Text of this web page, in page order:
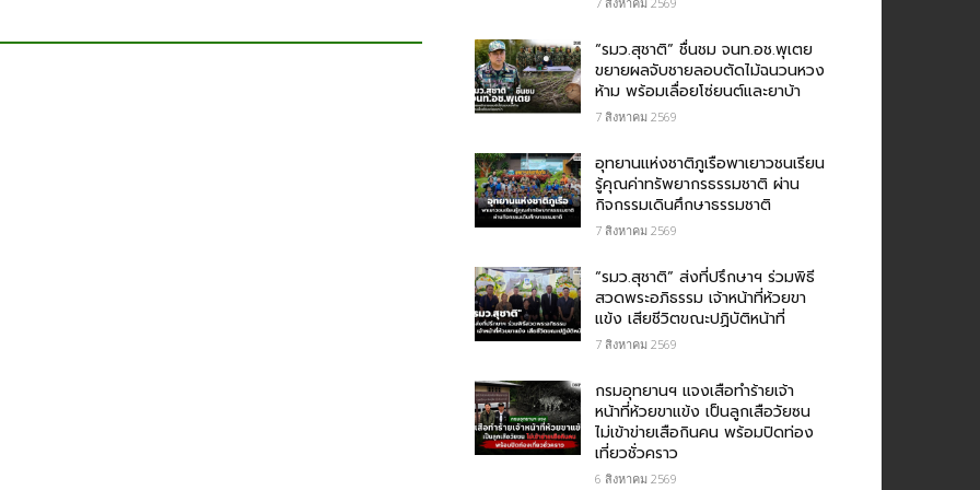
“รมว.สุชาติ” ชื่นชม​ จนท.อช.พุเตย​
ขยายผลจับชายลอบตัดไม้ฉนวนหวง
ห้าม พร้อมเลื่อยโซ่ยนต์และยาบ้า
7 สิงหาคม 2569
อุทยานแห่งชาติภูเรือพาเยาวชนเรียน
รู้คุณค่าทรัพยากรธรรมชาติ ผ่าน
กิจกรรมเดินศึกษาธรรมชาติ
7 สิงหาคม 2569
“รมว.สุชาติ” ส่งที่ปรึกษาฯ ร่วมพิธี
สวดพระอภิธรรม เจ้าหน้าที่ห้วยขา
แข้ง เสียชีวิตขณะปฏิบัติหน้าที่
7 สิงหาคม 2569
กรม​อุทยานฯ แจงเสือทำร้ายเจ้า
หน้าที่ห้วยขาแข้ง เป็นลูกเสือวัยซน
ไม่เข้าข่ายเสือกินคน พร้อมปิดท่อง
เที่ยวชั่วคราว
6 สิงหาคม 2569